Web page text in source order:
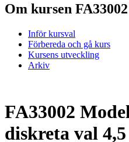
Om kursen FA33002
Inför kursval
Förbereda och gå kurs
Kursens utveckling
Arkiv
FA33002
diskreta val